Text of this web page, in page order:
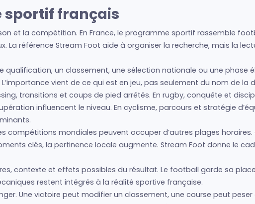
sportif français
et la compétition. En France, le programme sportif rassemble
référence Stream Foot aide à organiser la recherche, mais la
un classement, une sélection nationale ou une phase
vient de ce qui est en jeu, pas seulement du nom de la
transitions et coups de pied arrêtés. En rugby, conquête et
influencent le niveau. En cyclisme, parcours et stratégie
compétitions mondiales peuvent occuper d’autres plages horaires.
clés, la pertinence locale augmente. Stream Foot donne le
contexte et effets possibles du résultat. Le football garde sa
restent intégrés à la réalité sportive française.
Une victoire peut modifier un classement, une course peut